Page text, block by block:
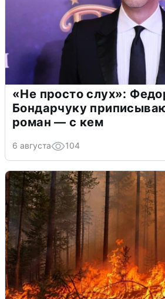
«Не просто слух»:
Бондарчуку
роман — с кем
6 августа 104